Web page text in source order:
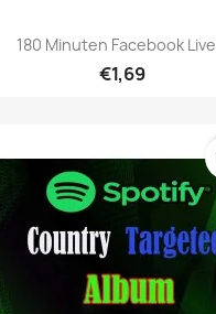
180 Minuten Facebook
€1,69